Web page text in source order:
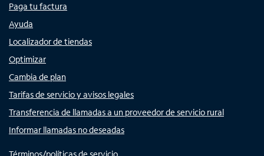
Paga tu factura
Ayuda
Localizador de tiendas
Optimizar
Cambia de plan
Tarifas de servicio y avisos legales
Transferencia de llamadas a un proveedor de servicio rural
Informar llamadas no deseadas